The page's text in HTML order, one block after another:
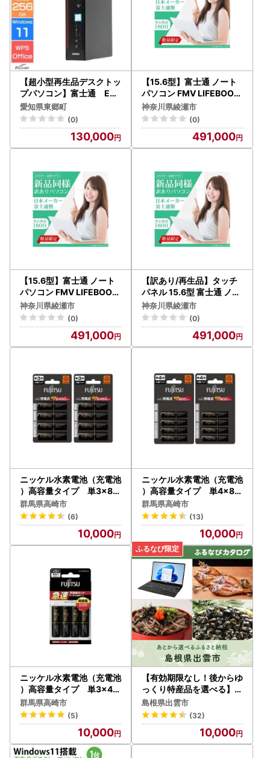
【超小型再生品デスクトッ
プパソコン】富士通 ESP
RIMO Q558/B【175232
1】
愛知県東郷町
(0)
130,000
【15.6型】富士通 ノート
パソコン FMV LIFEBOOK
TH77/E3 FMVT77E3W W
in10 整備済み品 フルHD
WPS Office搭載 新品同様
神奈川県綾瀬市
(0)
491,000
【15.6型】富士通 ノート
パソコン FMV LIFEBOOK
TH77/E3 FMVT77E3LB
Win10 整備済み品 WPS O
ffice搭載 新品同様
神奈川県綾瀬市
(0)
491,000
【訳あり/再生品】タッチ
パネル 15.6型 富士通 ノー
トパソコン FMV LIFEBOO
K TH77/E3 FMVT77E3W
Z Win10 整備済み品
神奈川県綾瀬市
(0)
491,000
ニッケル水素電池（充電池
）高容量タイプ 単3×8個
セット
群馬県高崎市
(6)
10,000
ニッケル水素電池（充電池
）高容量タイプ 単4×8個
セット
群馬県高崎市
(13)
10,000
ニッケル水素電池（充電池
）高容量タイプ 単3×4個
急速充電器セット
群馬県高崎市
(5)
10,000
【有効期限なし！後からゆ
っくり特産品を選べる】島
根県出雲市カタログポイン
ト
島根県出雲市
(32)
10,000